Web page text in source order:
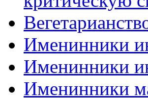
Именинники
Именинники
Именинники